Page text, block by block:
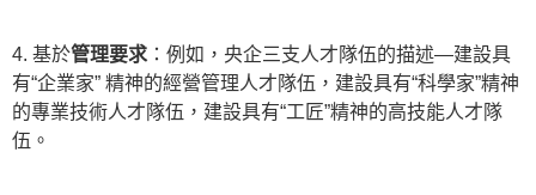
4. 基於管理要求 ：例如，央企三支人才隊伍的描述—建設具
有“企業家” 精神的經營管理人才隊伍，建設具有“科學家”精神
的專業技術人才隊伍，建設具有“工匠”精神的高技能人才隊
伍。